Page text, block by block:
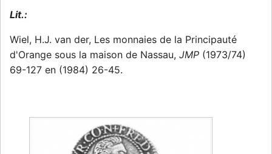
Lit.:
Wiel, H.J. van der, Les monnaies de la Principauté
d'Orange sous la maison de Nassau, JMP (1973/74)
69-127 en (1984) 26-45.